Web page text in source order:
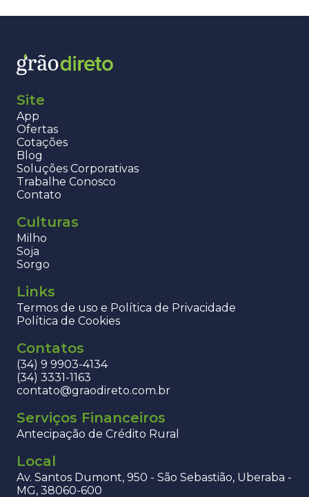
Site
App
Ofertas
Cotações
Blog
Soluções Corporativas
Trabalhe Conosco
Contato
Culturas
Milho
Soja
Sorgo
Links
Termos de uso e Política de Privacidade
Política de Cookies
Contatos
(34) 9 9903-4134
(34) 3331-1163
contato@graodireto.com.br
Serviços Financeiros
Antecipação de Crédito Rural
Local
Av. Santos Dumont, 950 - São Sebastião, Uberaba -
MG, 38060-600